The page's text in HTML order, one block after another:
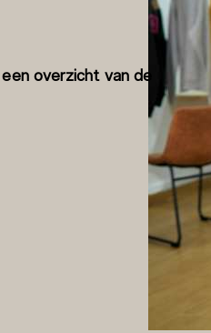
overzicht van de